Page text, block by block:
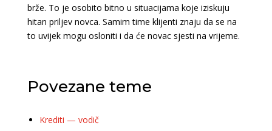
brže. To je osobito bitno u situacijama koje iziskuju
hitan priljev novca. Samim time klijenti znaju da se na
to uvijek mogu osloniti i da će novac sjesti na vrijeme.
Povezane teme
Krediti — vodič